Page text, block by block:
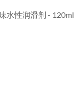
水性润滑剂 - 120ml